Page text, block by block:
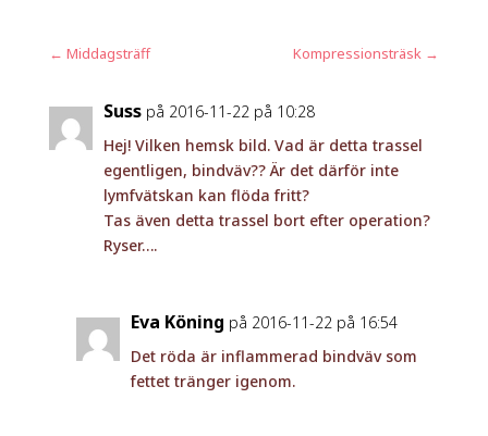
← Middagsträff Kompressionsträsk →
Suss på 2016-11-22 på 10:28
Hej! Vilken hemsk bild. Vad är detta trassel
egentligen, bindväv?? Är det därför inte
lymfvätskan kan flöda fritt?
Tas även detta trassel bort efter operation?
Ryser….
Eva Köning på 2016-11-22 på 16:54
Det röda är inflammerad bindväv som
fettet tränger igenom.